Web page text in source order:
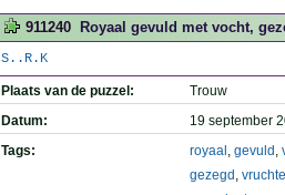
911240 Royaal gevuld met vocht,
S..R.K
Plaats van de puzzel:
Trouw
Datum:
19 september
Tags:
royaal , gevuld ,
gezegd ,